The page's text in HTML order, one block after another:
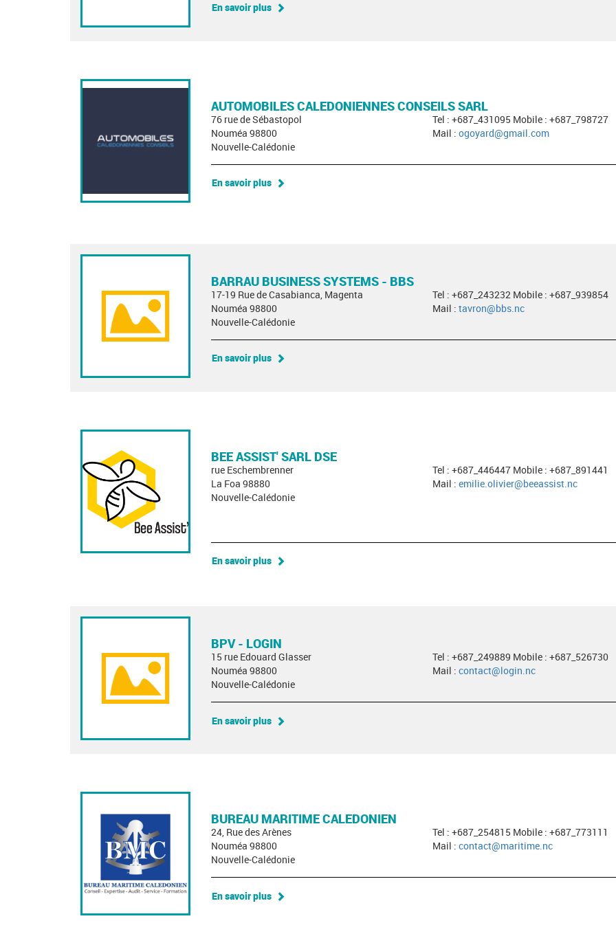
En savoir plus
AUTOMOBILES CALEDONIENNES CONSEILS SARL
76 rue de Sébastopol
Nouméa 98800
Nouvelle-Calédonie
Tel : +687_431095 Mobile : +687_798727
Mail : ogoyard@gmail.com
En savoir plus
BARRAU BUSINESS SYSTEMS - BBS
17-19 Rue de Casabianca, Magenta
Nouméa 98800
Nouvelle-Calédonie
Tel : +687_243232 Mobile : +687_939854
Mail : tavron@bbs.nc
En savoir plus
BEE ASSIST' SARL DSE
rue Eschembrenner
La Foa 98880
Nouvelle-Calédonie
Tel : +687_446447 Mobile : +687_891441
Mail : emilie.olivier@beeassist.nc
En savoir plus
BPV - LOGIN
15 rue Edouard Glasser
Nouméa 98800
Nouvelle-Calédonie
Tel : +687_249889 Mobile : +687_526730
Mail : contact@login.nc
En savoir plus
BUREAU MARITIME CALEDONIEN
24, Rue des Arènes
Nouméa 98800
Nouvelle-Calédonie
Tel : +687_254815 Mobile : +687_773111
Mail : contact@maritime.nc
En savoir plus